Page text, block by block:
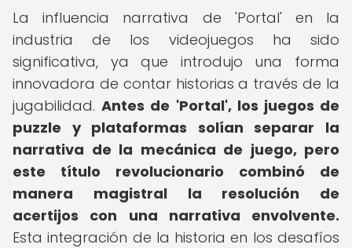
La influencia narrativa de 'Portal' en la
industria de los videojuegos ha sido
significativa, ya que introdujo una forma
innovadora de contar historias a través de la
jugabilidad.Antes de 'Portal', los juegos de
puzzle y plataformas solían separar la
narrativa de la mecánica de juego, pero
este título revolucionario combinó de
manera magistral la resolución de
acertijos con una narrativa envolvente.
Esta integración de la historia en los desafíos